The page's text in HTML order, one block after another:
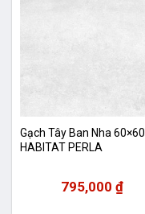
Gạch Tây Ban Nha 60×60
HABITAT PERLA
795,000 ₫